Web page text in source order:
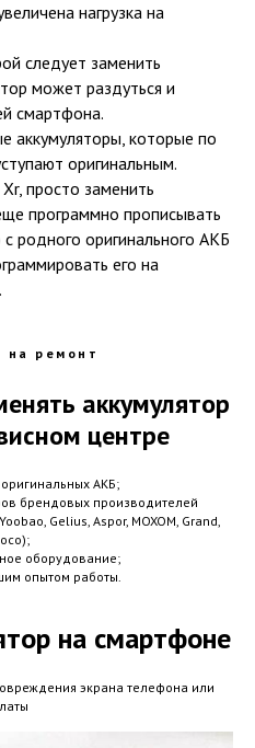
нагрузка на
следует заменить
может раздуться и
смартфона.
аккумуляторы, которые по
оригинальным.
просто заменить
программно прописывать
родного оригинального АКБ
его на
на ремонт
аккумулятор
центре
АКБ;
брендовых производителей
Gelius, Aspor, MOXOM, Grand,
оборудование;
опытом работы.
на смартфоне
экрана телефона или